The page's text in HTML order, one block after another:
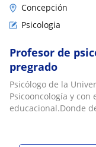
Concepción
Psicologia
Profesor de
pregrado
Psicólogo de la
Psicooncología y
educacional.Donde